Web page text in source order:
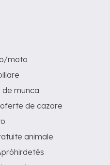
moto
de munca
de cazare
animale